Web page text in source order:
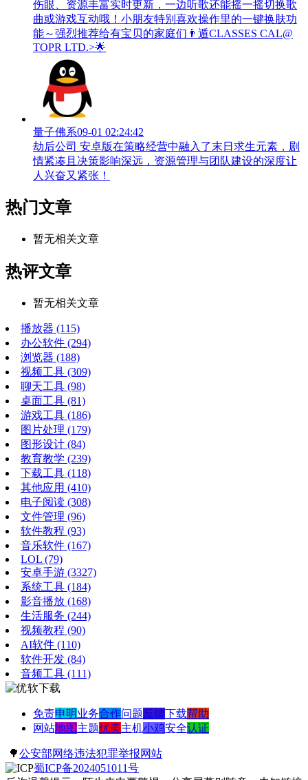
伤眼、资源丰富实时更新，一边听歌还能摇一摇切换歌
曲或游戏互动哦！小朋友特别喜欢操作里的一键换肤功
能～强烈推荐给有宝贝的家庭们👨‍遁️CLASSES CAL@
TOPR LTD.>🌟
量子佛系09-01 02:24:42
劫后公司 安卓版在策略经营中融入了末日求生元素，剧
情紧凑且决策影响深远，资源管理与团队建设的深度让
人兴奋又紧张！
热门文章
暂无相关文章
热评文章
暂无相关文章
播放器 (115)
办公软件 (294)
浏览器 (188)
视频工具 (309)
聊天工具 (98)
桌面工具 (81)
游戏工具 (186)
图片处理 (179)
图形设计 (84)
教育教学 (239)
下载工具 (118)
其他应用 (410)
电子阅读 (308)
文件管理 (96)
软件教程 (93)
音乐软件 (167)
LOL (79)
安卓手游 (3327)
系统工具 (184)
影音播放 (168)
生活服务 (244)
视频教程 (90)
AI软件 (110)
软件开发 (84)
音频工具 (111)
免责申明业务合作问题反馈下载帮助
网站地图 主题优美主机小鸡安全认证
🌳公安部网络违法犯罪举报网站
蜀ICP备2024051011号